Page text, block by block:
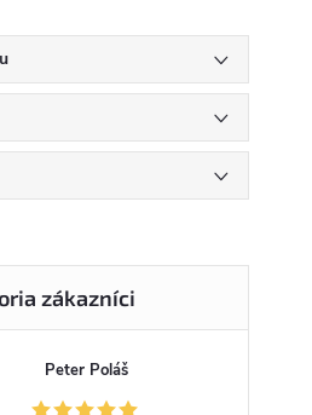
Peter Poláš